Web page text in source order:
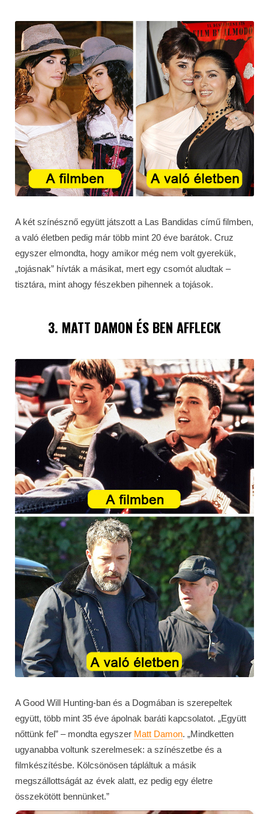
A két színésznő együtt játszott a Las Bandidas című filmben,
a való életben pedig már több mint 20 éve barátok. Cruz
egyszer elmondta, hogy amikor még nem volt gyerekük,
„tojásnak” hívták a másikat, mert egy csomót aludtak –
tisztára, mint ahogy fészekben pihennek a tojások.
3. MATT DAMON ÉS BEN AFFLECK
A Good Will Hunting-ban és a Dogmában is szerepeltek
együtt, több mint 35 éve ápolnak baráti kapcsolatot. „Együtt
nőttünk fel” – mondta egyszer Matt Damon. „Mindketten
ugyanabba voltunk szerelmesek: a színészetbe és a
filmkészítésbe. Kölcsönösen tápláltuk a másik
megszállottságát az évek alatt, ez pedig egy életre
összekötött bennünket.”